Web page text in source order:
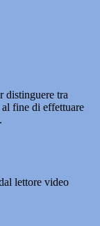
distinguere tra
fine di effettuare
lettore video